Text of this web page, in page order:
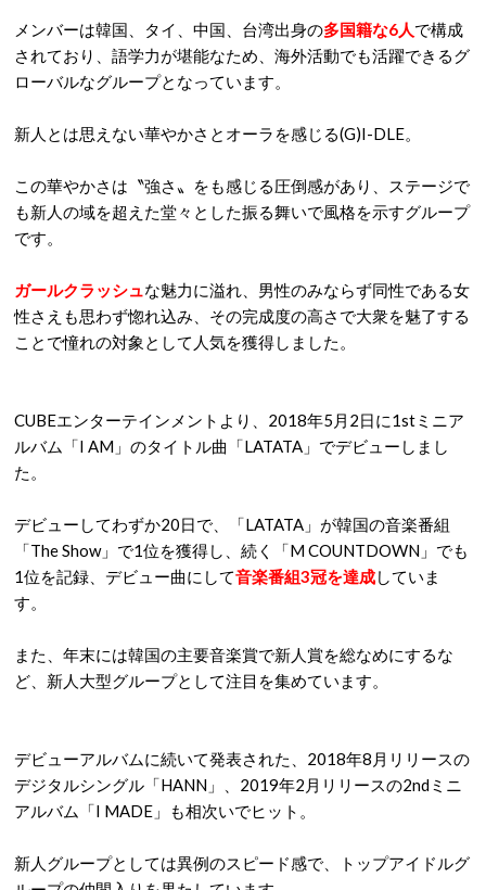
メンバーは韓国、タイ、中国、台湾出身の多国籍な6人で構成
されており、語学力が堪能なため、海外活動でも活躍できるグ
ローバルなグループとなっています。
新人とは思えない華やかさとオーラを感じる(G)I-DLE。
この華やかさは〝強さ〟をも感じる圧倒感があり、ステージで
も新人の域を超えた堂々とした振る舞いで風格を示すグループ
です。
ガールクラッシュな魅力に溢れ、男性のみならず同性である女
性さえも思わず惚れ込み、その完成度の高さで大衆を魅了する
ことで憧れの対象として人気を獲得しました。
CUBEエンターテインメントより、2018年5月2日に1stミニア
ルバム「I AM」のタイトル曲「LATATA」でデビューしまし
た。
デビューしてわずか20日で、「LATATA」が韓国の音楽番組
「The Show」で1位を獲得し、続く「M COUNTDOWN」でも
1位を記録、デビュー曲にして音楽番組3冠を達成していま
す。
また、年末には韓国の主要音楽賞で新人賞を総なめにするな
ど、新人大型グループとして注目を集めています。
デビューアルバムに続いて発表された、2018年8月リリースの
デジタルシングル「HANN」、2019年2月リリースの2ndミニ
アルバム「I MADE」も相次いでヒット。
新人グループとしては異例のスピード感で、トップアイドルグ